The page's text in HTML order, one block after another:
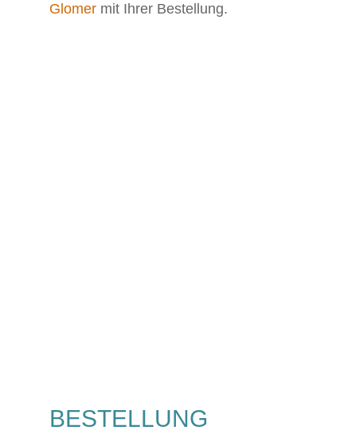
Glomer mit Ihrer Bestellung.
BESTELLUNG